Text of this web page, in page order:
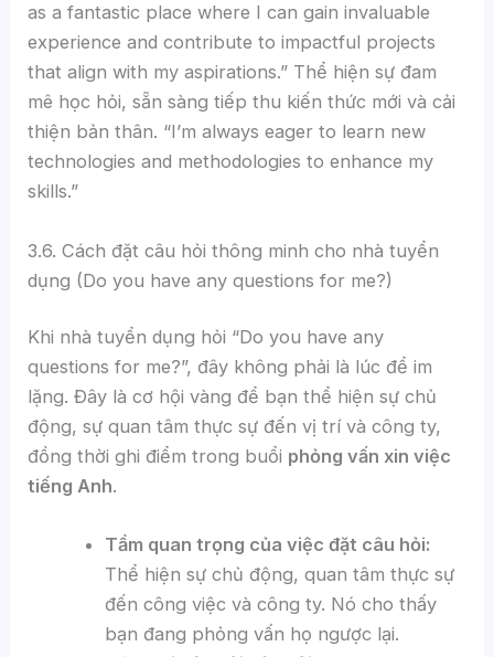
as a fantastic place where I can gain invaluable
experience and contribute to impactful projects
that align with my aspirations.” Thể hiện sự đam
mê học hỏi, sẵn sàng tiếp thu kiến thức mới và cải
thiện bản thân. “I’m always eager to learn new
technologies and methodologies to enhance my
skills.”
3.6. Cách đặt câu hỏi thông minh cho nhà tuyển
dụng (Do you have any questions for me?)
Khi nhà tuyển dụng hỏi “Do you have any
questions for me?”, đây không phải là lúc để im
lặng. Đây là cơ hội vàng để bạn thể hiện sự chủ
động, sự quan tâm thực sự đến vị trí và công ty,
đồng thời ghi điểm trong buổi phỏng vấn xin việc
tiếng Anh.
Tầm quan trọng của việc đặt câu hỏi:
Thể hiện sự chủ động, quan tâm thực sự
đến công việc và công ty. Nó cho thấy
bạn đang phỏng vấn họ ngược lại.